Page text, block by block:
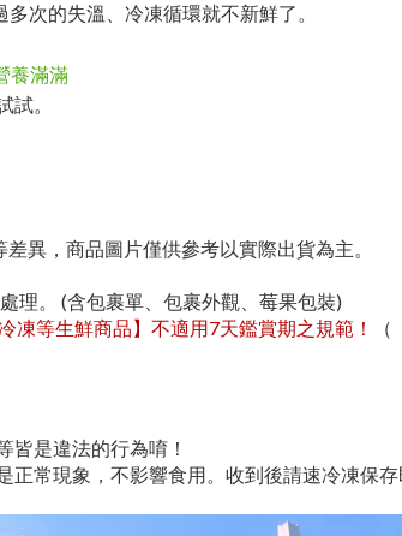
次的失溫、冷凍循環就不新鮮了。
養滿滿
。
異，商品圖片僅供參考以實際出貨為主。
理。 (含包裹單、包裹外觀、莓果包裝)
冷凍等生鮮商品】不適用7天鑑賞期之規範！ （
皆是違法的行為唷！
常現象，不影響食用。收到後請速冷凍保存